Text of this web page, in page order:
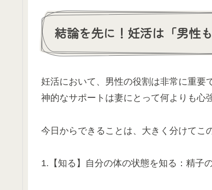
結論を先に！妊活は「男性
妊活において、男性の役割は非常に重要
神的なサポートは妻にとって何よりも心
今日からできることは、大きく分けてこ
1.【知る】自分の体の状態を知る：精子